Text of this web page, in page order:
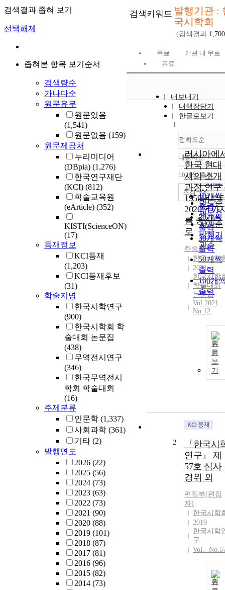
검색결과 좁혀 보기
선택해제
좁혀본 항목 보기순서
검색량순
가나다순
원문유무
원문있음
(1,541)
원문없음 (159)
원문제공처
누리미디어
(DBpia) (1,276)
한국연구재단
(KCI) (812)
학술교육원
(eArticle) (352)
KISTI(ScienceON)
(17)
등재정보
KCI등재
(1,203)
KCI등재후보
(31)
학술지명
한국시학연구
(900)
한국시학회 학
술대회 논문집
(438)
무역전시연구
(346)
한국무역전시
학회 학술대회
(16)
주제분류
인문학 (1,337)
사회과학 (361)
기타 (2)
발행연도
2026 (22)
2025 (56)
2024 (73)
2023 (63)
2022 (73)
2021 (90)
2020 (88)
2019 (101)
2018 (87)
2017 (81)
2016 (96)
2015 (82)
2014 (73)
검색키워드 발행기관 :
국시학회
(검색결과 1,700
무료
기관 내 무료
유료
내보내기
내책장담기
한글로보기
정확도순
정확도
순
인기도
순
연도순
제목순
저자순
발행기
관순
내림차순
내림차
10개씩 출력
10개씩
출력
20개씩
출력
30개씩
출력
50개씩
출력
100개
출력
조회
1
러시아에
한국 현대
시의 소개
과정 연구
1950년부
2020년까
를 중심으
로
한승희
한국시학
2021
한국시학
학술대회
논문집
Vol.2021
No.12
원
문
보
기
2
『한국시
연구』 제
57호 심사
경위 외
편집부(편집
자)
한국시학
2019
한국시학
구
Vol.-
원